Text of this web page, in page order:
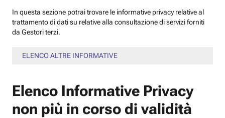
In questa sezione potrai trovare le informative privacy relative al
trattamento di dati su relative alla consultazione di servizi forniti
da Gestori terzi.
ELENCO ALTRE INFORMATIVE
Elenco Informative Privacy
non più in corso di validità